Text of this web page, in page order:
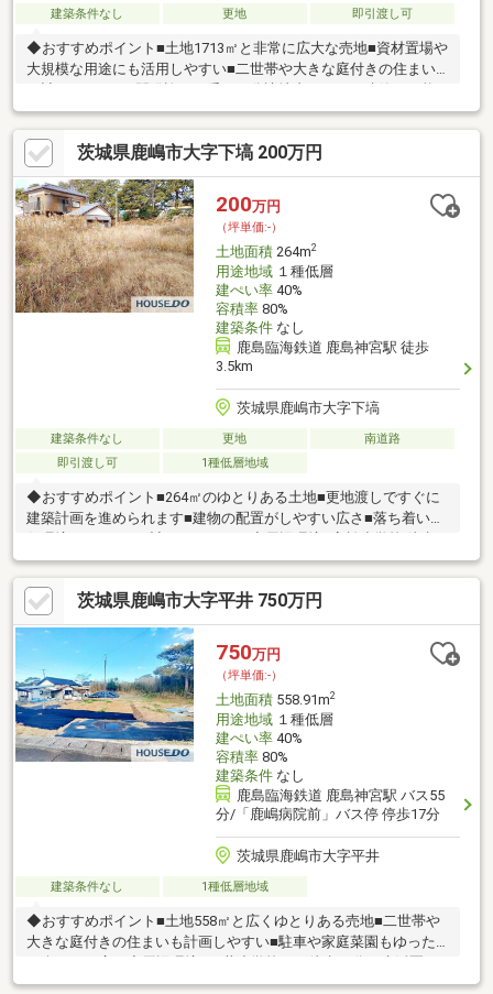
建築条件なし 更地 即引渡し可
◆おすすめポイント■土地1713㎡と非常に広大な売地■資材置場や
大規模な用途にも活用しやすい■二世帯や大きな庭付きの住まい
です◆周辺環境■カスミ鹿嶋スタジアム店が車圏内で買物便利■中
野東小学校まで徒歩10分で通学しやすい■セブンイレブンも近い
鹿嶋市荒野◆ご案内非常に広い鹿嶋市荒野の売地です。広さや形
状はぜひ現地でご確認ください。お気軽にお問い合わせくださ
い。
茨城県鹿嶋市大字下塙 200万円
200万円
（坪単価:-）
土地面積264m2
用途地域１種低層
建ぺい率40%
容積率80%
建築条件なし
鹿島臨海鉄道 鹿島神宮駅 徒歩
3.5km
茨城県鹿嶋市大字下塙
建築条件なし 更地
南道路
即引渡し可
1種低層地域
◆おすすめポイント■264㎡のゆとりある土地■更地渡しですぐに
建築計画を進められます■建物の配置がしやすい広さ■落ち着いた
住環境■マイホーム計画にぴったり◆周辺環境■高松小学校 徒歩
37分■高松中学校 徒歩37分■ビックハウス鹿嶋店 徒歩25分■鹿嶋神
宮駅 徒歩43分◆ご案内土地の広さや周辺の様子はぜひ現地でご確
認ください。ご見学のご予約をお気軽にお申し付けください。
茨城県鹿嶋市大字平井 750万円
750万円
（坪単価:-）
土地面積558.91m2
用途地域１種低層
建ぺい率40%
容積率80%
建築条件なし
鹿島臨海鉄道 鹿島神宮駅 バス55
分/「鹿嶋病院前」バス停 停歩17分
茨城県鹿嶋市大字平井
建築条件なし 1種低層地域
◆おすすめポイント■土地558㎡と広くゆとりある売地■二世帯や
大きな庭付きの住まいも計画しやすい■駐車や家庭菜園もゆった
り楽しめる広さ◆周辺環境■平井小学校まで徒歩17分の生活圏■平
井中学校も通学圏で子育て世帯に安心■のびのび暮らせる鹿嶋市